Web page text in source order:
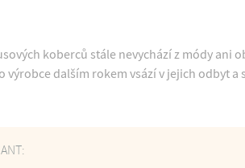
koberců stále nevychází z módy ani
výrobce dalším rokem vsází v jejich odbyt a